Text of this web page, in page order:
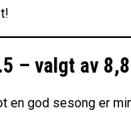
– valgt av 8,8
en god sesong er